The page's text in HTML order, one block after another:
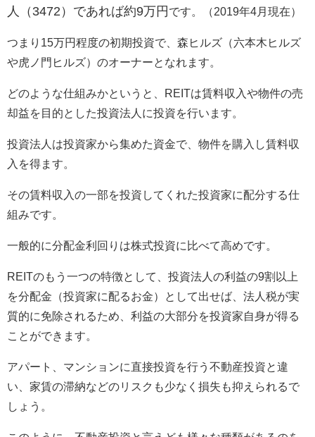
人（3472）であれば約9万円です。（2019年4月現在）
つまり15万円程度の初期投資で、森ヒルズ（六本木ヒルズ
や虎ノ門ヒルズ）のオーナーとなれます。
どのような仕組みかというと、REITは賃料収入や物件の売
却益を目的とした投資法人に投資を行います。
投資法人は投資家から集めた資金で、物件を購入し賃料収
入を得ます。
その賃料収入の一部を投資してくれた投資家に配分する仕
組みです。
一般的に分配金利回りは株式投資に比べて高めです。
REITのもう一つの特徴として、投資法人の利益の9割以上
を分配金（投資家に配るお金）として出せば、法人税が実
質的に免除されるため、利益の大部分を投資家自身が得る
ことができます。
アパート、マンションに直接投資を行う不動産投資と違
い、家賃の滞納などのリスクも少なく損失も抑えられるで
しょう。